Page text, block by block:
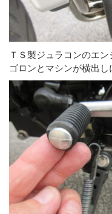
ＴＳ製ジュラコンのエン
ゴロンとマシンが横出し